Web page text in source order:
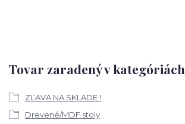
Tovar zaradený v kategóriách
ZĽAVA NA SKLADE !
Drevené/MDF stoly